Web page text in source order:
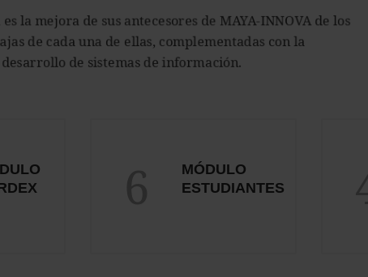
la mejora de sus antecesores de MAYA-INNOVA de los
de cada una de ellas, complementadas con la
de sistemas de información.
MÓDULO
ESTUDIANTES